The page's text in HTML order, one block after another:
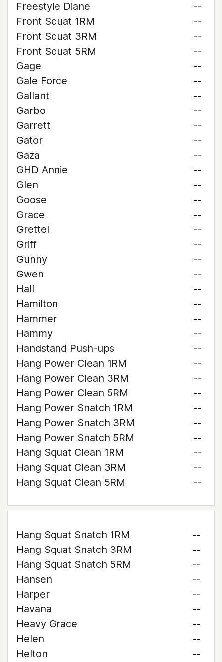
Freestyle Diane
--
Front Squat 1RM
--
Front Squat 3RM
--
Front Squat 5RM
--
Gage
--
Gale Force
--
Gallant
--
Garbo
--
Garrett
--
Gator
--
Gaza
--
GHD Annie
--
Glen
--
Goose
--
Grace
--
Grettel
--
Griff
--
Gunny
--
Gwen
--
Hall
--
Hamilton
--
Hammer
--
Hammy
--
Handstand Push-ups
--
Hang Power Clean 1RM
--
Hang Power Clean 3RM
--
Hang Power Clean 5RM
--
Hang Power Snatch 1RM
--
Hang Power Snatch 3RM
--
Hang Power Snatch 5RM
--
Hang Squat Clean 1RM
--
Hang Squat Clean 3RM
--
Hang Squat Clean 5RM
--
Hang Squat Snatch 1RM
--
Hang Squat Snatch 3RM
--
Hang Squat Snatch 5RM
--
Hansen
--
Harper
--
Havana
--
Heavy Grace
--
Helen
--
Helton
--